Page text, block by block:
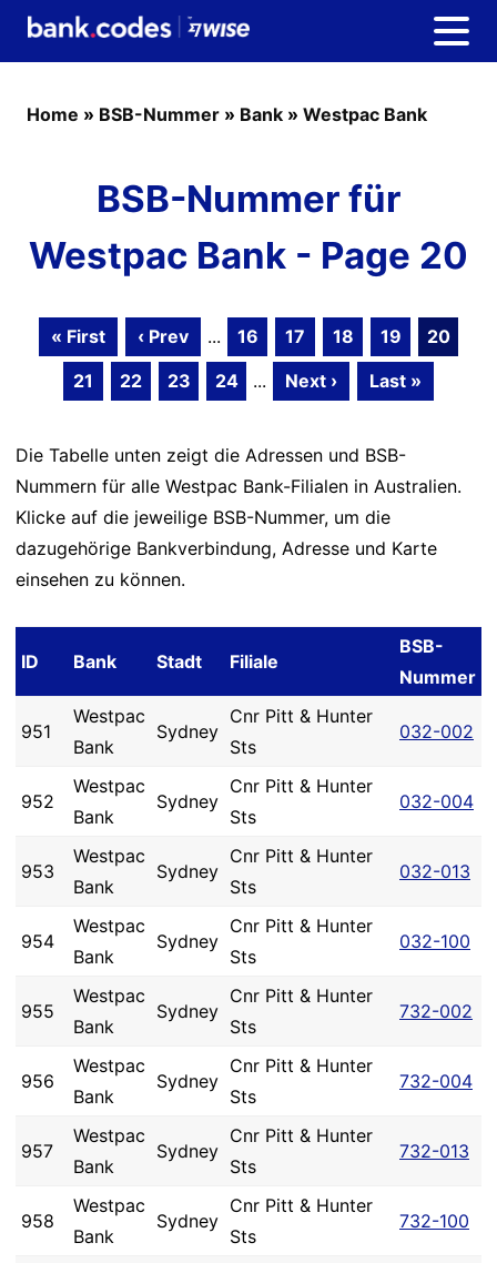
Home » BSB-Nummer » Bank » Westpac Bank
BSB-Nummer für
Westpac Bank - Page 20
« First ‹ Prev ... 16 17 18 19
20
21
22 23 24 ... Next › Last »
Die Tabelle unten zeigt die Adressen und BSB-
Nummern für alle Westpac Bank-Filialen in Australien.
Klicke auf die jeweilige BSB-Nummer, um die
dazugehörige Bankverbindung, Adresse und Karte
einsehen zu können.
ID Bank Stadt Filiale
BSB-
Nummer
951
Westpac
Bank
Sydney
Cnr Pitt & Hunter
Sts
032-002
952
Westpac
Bank
Sydney
Cnr Pitt & Hunter
Sts
032-004
953
Westpac
Bank
Sydney
Cnr Pitt & Hunter
Sts
032-013
954
Westpac
Bank
Sydney
Cnr Pitt & Hunter
Sts
032-100
955
Westpac
Bank
Sydney
Cnr Pitt & Hunter
Sts
732-002
956
Westpac
Bank
Sydney
Cnr Pitt & Hunter
Sts
732-004
957
Westpac
Bank
Sydney
Cnr Pitt & Hunter
Sts
732-013
958
Westpac
Bank
Sydney
Cnr Pitt & Hunter
Sts
732-100